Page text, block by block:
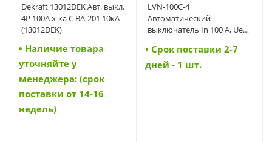
Dekraft 13012DEK Авт. выкл.
4Р 100А х-ка С ВА-201 10кА
(13012DEK)
• Наличие товара
уточняйте у
менеджера: (срок
поставки от 14-16
недель)
LVN-100C-4
Автоматический
выключатель In 100 A, Ue
AC 230/400 V / DC 288 V,
характеристика C, 4-полюс,
Icn 10 kA (42286)
• Cрок поставки 2-7
дней - 1 шт.